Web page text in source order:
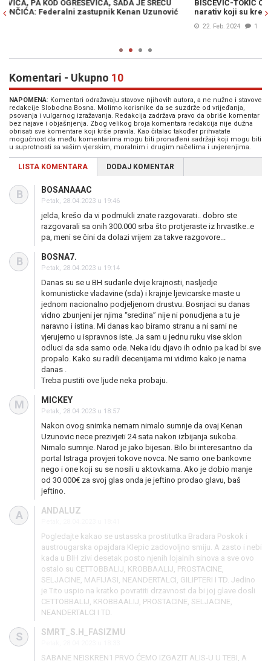
BIŠĆEVIĆ-TOKIĆ O LAŽNOM ISKAZU UZUNOVIĆA: "Demaskiran je
narativ koji su kreirale stranke 'Trojke'"
Komentari - Ukupno 10
NAPOMENA: Komentari odražavaju stavove njihovih autora, a ne nužno i stavove
redakcije Slobodna Bosna. Molimo korisnike da se suzdrže od vrijeđanja,
psovanja i vulgarnog izražavanja. Redakcija zadržava pravo da obriše komentar
bez najave i objašnjenja. Zbog velikog broja komentara redakcija nije dužna
obrisati sve komentare koji krše pravila. Kao čitalac također prihvatate
mogućnost da među komentarima mogu biti pronađeni sadržaji koji mogu biti
u suprotnosti sa vašim vjerskim, moralnim i drugim načelima i uvjerenjima.
LISTA KOMENTARA DODAJ KOMENTAR
B BOSANAAAC
Petak, 28.04.2023 u 19:46
jelda, krešo da vi podmukli znate razgovarati.. dobro ste
razgovarali sa onih 300.000 srba što protjeraste iz hrvastke..e
pa, meni se čini da dolazi vrijem za takve razgovore...
B BOSNA7.
Petak, 28.04.2023 u 19:14
Danas su se u BH sudarile dvije krajnosti, nasljedje
komunisticke vladavine (sda) i krajnje ljevicarske maste u
jednom nacionalno podjeljenom drustvu. Bosnjaci su danas
vidno zbunjeni jer njima “sredina” nije ni ponudjena a tu je
naravno i istina. Mi danas kao biramo stranu a ni sami ne
vjerujemo u ispravnos iste. Ja sam u jednu ruku vise sklon
odluci da sda samo ode. Neka idu djavo ih odnio pa kad bi sve
propalo. Kako su radili decenijama mi vidimo kako je nama
danas .
Treba pustiti ove ljude neka probaju.
M MICKEY
Petak, 28.04.2023 u 18:57
Nakon ovog snimka nemam nimalo sumnje da ovaj Kenan
Uzunovic nece prezivjeti 24 sata nakon izbijanja sukoba.
Nimalo sumnje. Narod je jako bijesan. Bilo bi interesantno da
portal Istraga provjeri tokove novca. Ne samo one bankovne
nego i one koji su se nosili u aktovkama. Ako je dobio manje
od 30 000€ za svoj glas onda je jeftino prodao glavu, baš
jeftino.
A ANDALUZ
Pogledajte kakao se ustasska prostitutka Bradara Poskok i
austrougarska opajdara Klepic zadovoljno smiju. A zasto i nebi
kada u BIH zivi desetak posto njenih lojalnih sinova a sve ovo
ostalo su CETTOBBALIJ, KROBBAALIJ, PROSTACINE,
SELJACINE, MAFIJASI, NEANDERTALCI, GILIPTERI I TD. Jedino
je Tito uspio na kratko povratiti drzavnost da bi joj glave dosli
CETTOBBALIJ, KROBBAALIJ, PROSTACINE, SELJACINE,
NEANDERTALCI I TD.
S SMRT_S.H_FASIZMU
SABANE NEISKREN1 PRVO ĆEMO IZGAZIT ALIS-U U TEBI, A